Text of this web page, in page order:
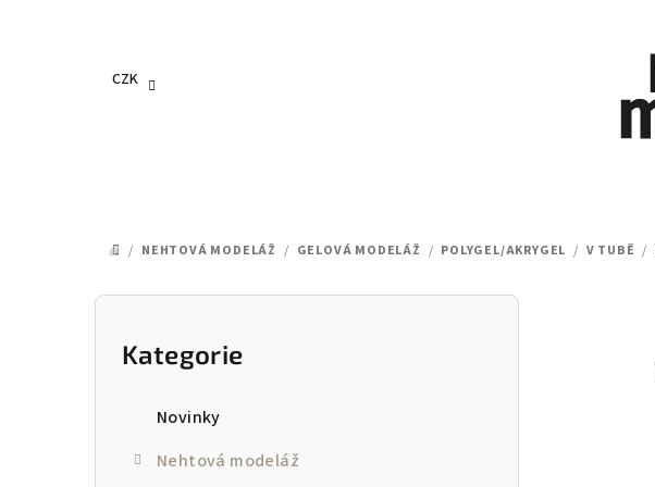
CZK
DOMŮ
/ NEHTOVÁ MODELÁŽ / GELOVÁ MODELÁŽ / POLYGEL/AKRYGEL / V TUBĚ /
P
Přeskočit
kategorie
Kategorie
Novinky
Nehtová modeláž